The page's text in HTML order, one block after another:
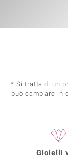
* Si tratta di un
può cambiare in
Gioielli